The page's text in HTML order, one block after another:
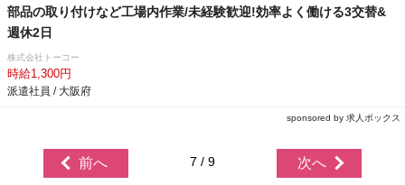
部品の取り付けなど工場内作業/未経験歓迎!効率よく働ける3交替&
週休2日
株式会社トーコー
時給1,300円
派遣社員 / 大阪府
sponsored by 求人ボックス
前へ 7 / 9 次へ